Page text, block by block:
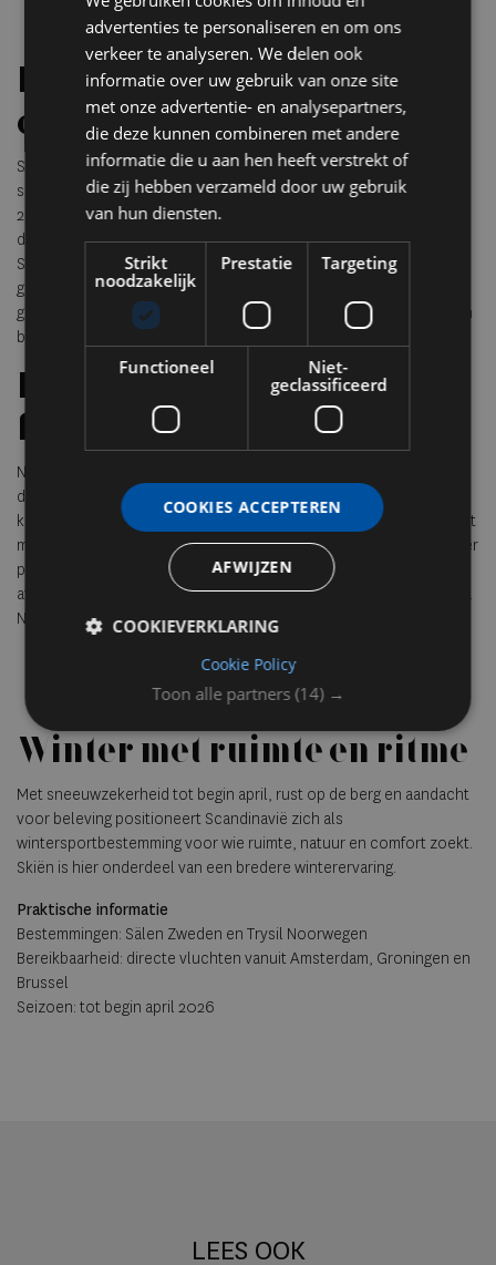
Investeren in kwaliteit en
capaciteit
SkiStar investeert stevig in comfort en doorstroming. In Trysil is
sinds december een nieuwe gondel in gebruik, met een lengte van
2.460 meter en een capaciteit van 3.000 personen per uur. Het is
de grootste investering in de geschiedenis van zowel Trysil als
SkiStar en vermindert wachttijden aanzienlijk. Ook in Sälen wordt
geïnvesteerd in sneeuwproductie, nieuwe pistes en
gezinsvriendelijke zones, zodat het seizoen betrouwbaar blijft van
begin tot eind.
Betaalbare skipassen en
flexibel aanbod
Nieuw deze winter zijn meerdere voordelige SkiPass opties. Met
dagpassen vanaf 295 SEK richt SkiStar zich op wintersporters die
kiezen voor compacte, overzichtelijke gebieden en flexibiliteit. Dat
maakt de Scandinavische wintersport toegankelijk voor een breder
publiek, waaronder gezinnen en reizigers die skiën willen
afwisselen met andere winteractiviteiten. Reizen zijn te boeken via
Nederlandse touroperators of rechtstreeks via
Winter met ruimte en ritme
Met sneeuwzekerheid tot begin april, rust op de berg en aandacht
voor beleving positioneert Scandinavië zich als
wintersportbestemming voor wie ruimte, natuur en comfort zoekt.
Skiën is hier onderdeel van een bredere winterervaring.
Praktische informatie
Bestemmingen: Sälen Zweden en Trysil Noorwegen
Bereikbaarheid: directe vluchten vanuit Amsterdam, Groningen en
Brussel
Seizoen: tot begin april 2026
LEES OOK
advertenties te personaliseren en om ons
verkeer te analyseren. We delen ook
informatie over uw gebruik van onze site
met onze advertentie- en analysepartners,
die deze kunnen combineren met andere
informatie die u aan hen heeft verstrekt of
die zij hebben verzameld door uw gebruik
van hun diensten.
Toon alle partners (14) →
Strikt
noodzakelijk
Prestatie Targeting
Functioneel
Niet-
geclassificeerd
COOKIES ACCEPTEREN
AFWIJZEN
COOKIEVERKLARING
Cookie Policy